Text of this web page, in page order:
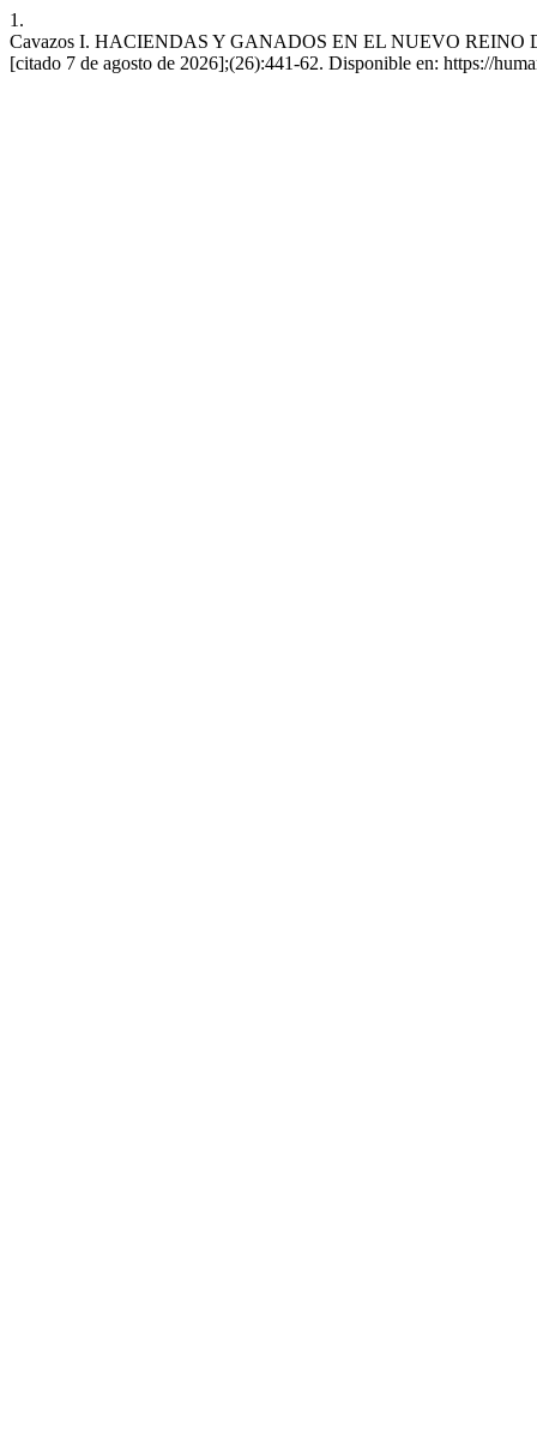
1.
Cavazos I. HACIENDAS Y GANADOS EN EL NUEVO REINO
[citado 7 de agosto de 2026];(26):441-62. Disponible en: https://